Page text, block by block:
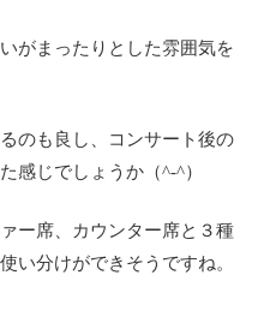
がまったりとした雰囲気を
のも良し、コンサート後の
感じでしょうか（^-^）
ー席、カウンター席と３種
い分けができそうですね。